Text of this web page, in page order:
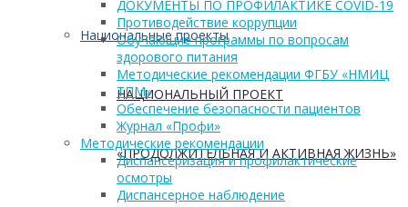
Национальные проекты
НАЦИОНАЛЬНЫЙ ПРОЕКТ
«ПРОДОЛЖИТЕЛЬНАЯ И АКТИВНАЯ ЖИЗНЬ»
ДОКУМЕНТЫ ПО ПРОФИЛАКТИКЕ COVID-19
Противодействие коррупции
Обучающие программы по вопросам
здорового питания
Методические рекомендации ФГБУ «НМИЦ
ТПМ»
Обеспечение безопасности пациентов
Журнал «Профи»
Методические рекомендации
Диспансеризация и профилактические
осмотры
Диспансерное наблюдение